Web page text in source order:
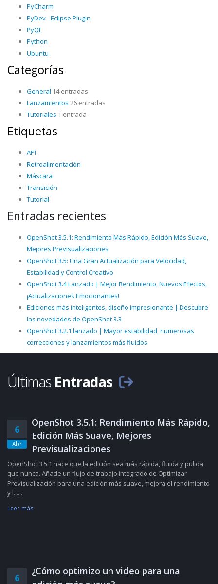
PyCharm
PyDev - Eclipse Plugin
PyQt
Python
Ubuntu
Categorías
General 14 entradas
Lanzamientos 26 entradas
Tutoriales 1 entrada
Etiquetas
API
Retroalimentación
Máscara
Transición
Tutorial
Entradas recientes
OpenShot 3.5.1: Rendimiento Más Rápido, Edición Más Suave,
Mejores Previsualizaciones
OpenShot 3.5: Una Gran Actualización para Velocidad,
Estabilidad y Control Creativo
OpenShot 3.4 Lanzado | Mejor Rendimiento, Nuevos Efectos,
¡Actualizaciones Emocionantes!
Ediciones más inteligentes, diseño impresionante | Descubre
las novedades de OpenShot 3.3
OpenShot 3.2.1 lanzado | Mayor estabilidad, numerosas
correcciones y lanzamientos más fluidos
Últimas Entradas
6
Abr
OpenShot 3.5.1: Rendimiento Más Rápido,
Edición Más Suave, Mejores
Previsualizaciones
OpenShot 3.5.1 hace que la edición sea más rápida, fluida y pulida
que nunca. Añade un flujo de trabajo integrado de Optimizar
Previsualización para una edición más suave, mejora el rendimiento
y l......
Leer más
6
¿Cómo optimizo un video para una